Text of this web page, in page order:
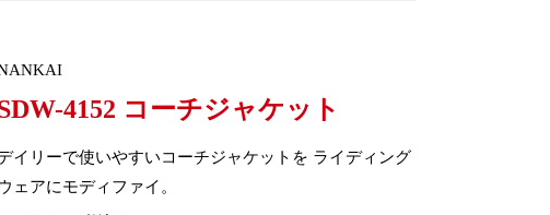
4152 コーチジャケット
イリーで使いやすいコーチジャケットを ライディング
ェアにモディファイ。